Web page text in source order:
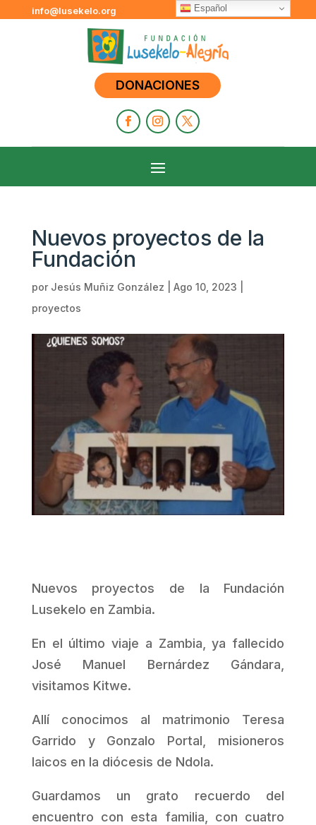
info@lusekelo.org
DONACIONES
Nuevos proyectos de la
Fundación
por Jesús Muñiz González Ago 10, 2023
proyectos
Nuevos proyectos de la Fundación
Lusekelo en Zambia.
En el último viaje a Zambia, ya fallecido
José Manuel Bernárdez Gándara,
visitamos Kitwe.
Allí conocimos al matrimonio Teresa
Garrido y Gonzalo Portal, misioneros
laicos en la diócesis de Ndola.
Guardamos un grato recuerdo del
encuentro con esta familia, con cuatro
Español